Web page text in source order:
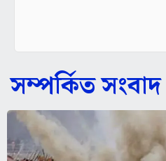
সম্পর্কিত সংবাদ